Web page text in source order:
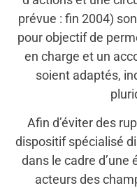
prévue : fin 2004)
pour objectif de
en charge et un
soient adaptés,
Afin d’éviter des
dispositif spécialisé
dans le cadre
acteurs des